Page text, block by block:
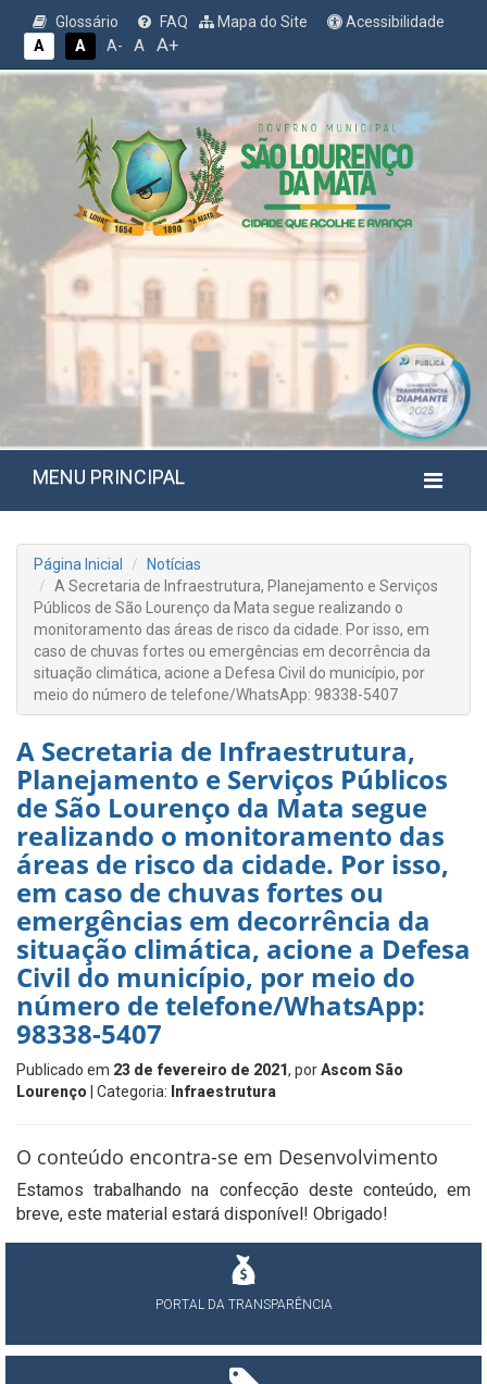
Glossário FAQ Mapa do Site
Acessibilidade
A
A A- A A+
MENU PRINCIPAL
Página Inicial
Notícias
A Secretaria de Infraestrutura, Planejamento e Serviços
Públicos de São Lourenço da Mata segue realizando o
monitoramento das áreas de risco da cidade. Por isso, em
caso de chuvas fortes ou emergências em decorrência da
situação climática, acione a Defesa Civil do município, por
meio do número de telefone/WhatsApp: 98338-5407
A Secretaria de Infraestrutura,
Planejamento e Serviços Públicos
de São Lourenço da Mata segue
realizando o monitoramento das
áreas de risco da cidade. Por isso,
em caso de chuvas fortes ou
emergências em decorrência da
situação climática, acione a Defesa
Civil do município, por meio do
número de telefone/WhatsApp:
98338-5407
Publicado em 23 de fevereiro de 2021, porAscom São
Lourenço | Categoria: Infraestrutura
O conteúdo encontra-se em Desenvolvimento
Estamos trabalhando na confecção deste conteúdo, em
breve, este material estará disponível! Obrigado!
PORTAL DA TRANSPARÊNCIA